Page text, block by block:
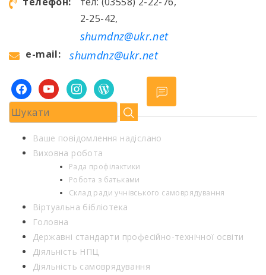
2-25-42,
shumdnz@ukr.net
e-mail: shumdnz@ukr.net
facebookyoutubeinstagramwordpress
Ваше повідомлення надіслано
Виховна робота
Рада профілактики
Робота з батьками
Склад ради учнівського самоврядування
Віртуальна бібліотека
Головна
Державні стандарти професійно-технічної освіти
Діяльність НПЦ
Діяльність самоврядування